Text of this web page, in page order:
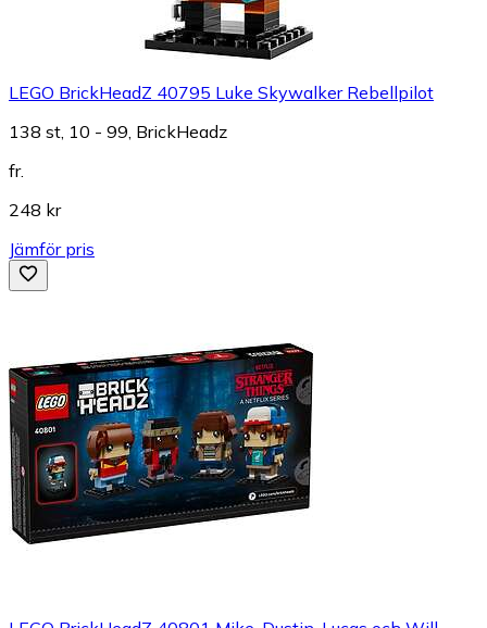
LEGO BrickHeadZ 40795 Luke Skywalker Rebellpilot
138 st, 10 - 99, BrickHeadz
fr.
248 kr
Jämför pris